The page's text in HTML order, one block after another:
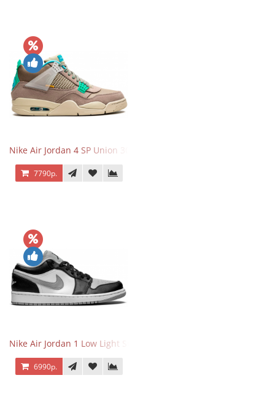
Nike Air Jordan 4 SP Union 30th Anniversary Taupe Haze
7790р.
Nike Air Jordan 1 Low Light Smoke Grey
6990р.